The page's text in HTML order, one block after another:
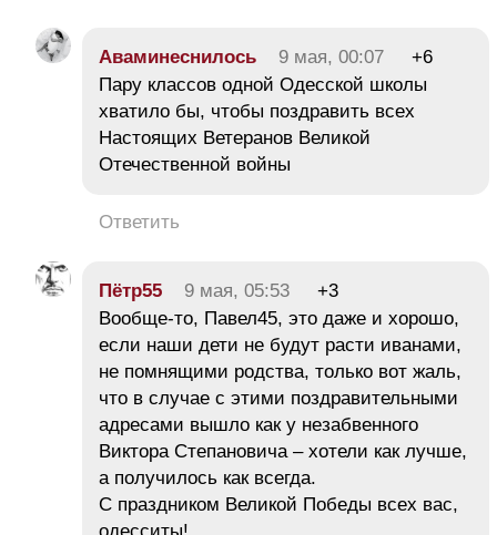
Аваминеснилось 9 мая, 00:07
+6
Пару классов одной Одесской школы
хватило бы, чтобы поздравить всех
Настоящих Ветеранов Великой
Отечественной войны
Ответить
Пётр55 9 мая, 05:53
+3
Вообще-то, Павел45, это даже и хорошо,
если наши дети не будут расти иванами,
не помнящими родства, только вот жаль,
что в случае с этими поздравительными
адресами вышло как у незабвенного
Виктора Степановича – хотели как лучше,
а получилось как всегда.
С праздником Великой Победы всех вас,